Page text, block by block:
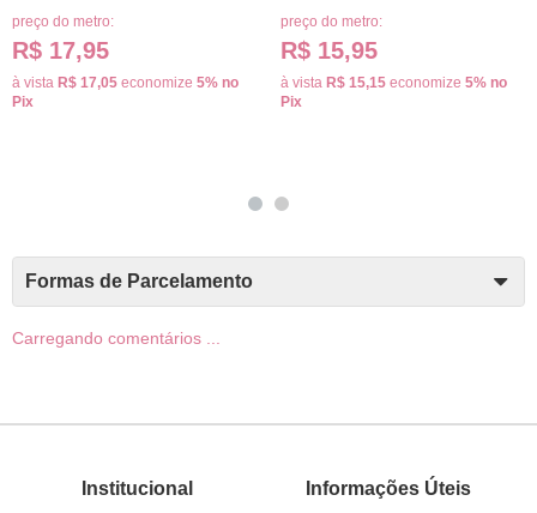
preço do metro:
R$ 17,95
à vista R$ 17,05 economize 5% no
Pix
preço do metro:
R$ 15,95
à vista R$ 15,15 economize 5% no
Pix
Formas de Parcelamento
Carregando comentários ...
Institucional Informações Úteis